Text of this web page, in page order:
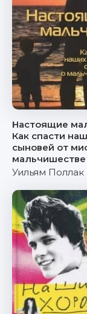
Настоящие
Как спасти
сыновей от
мальчишестве
Уильям Поллак